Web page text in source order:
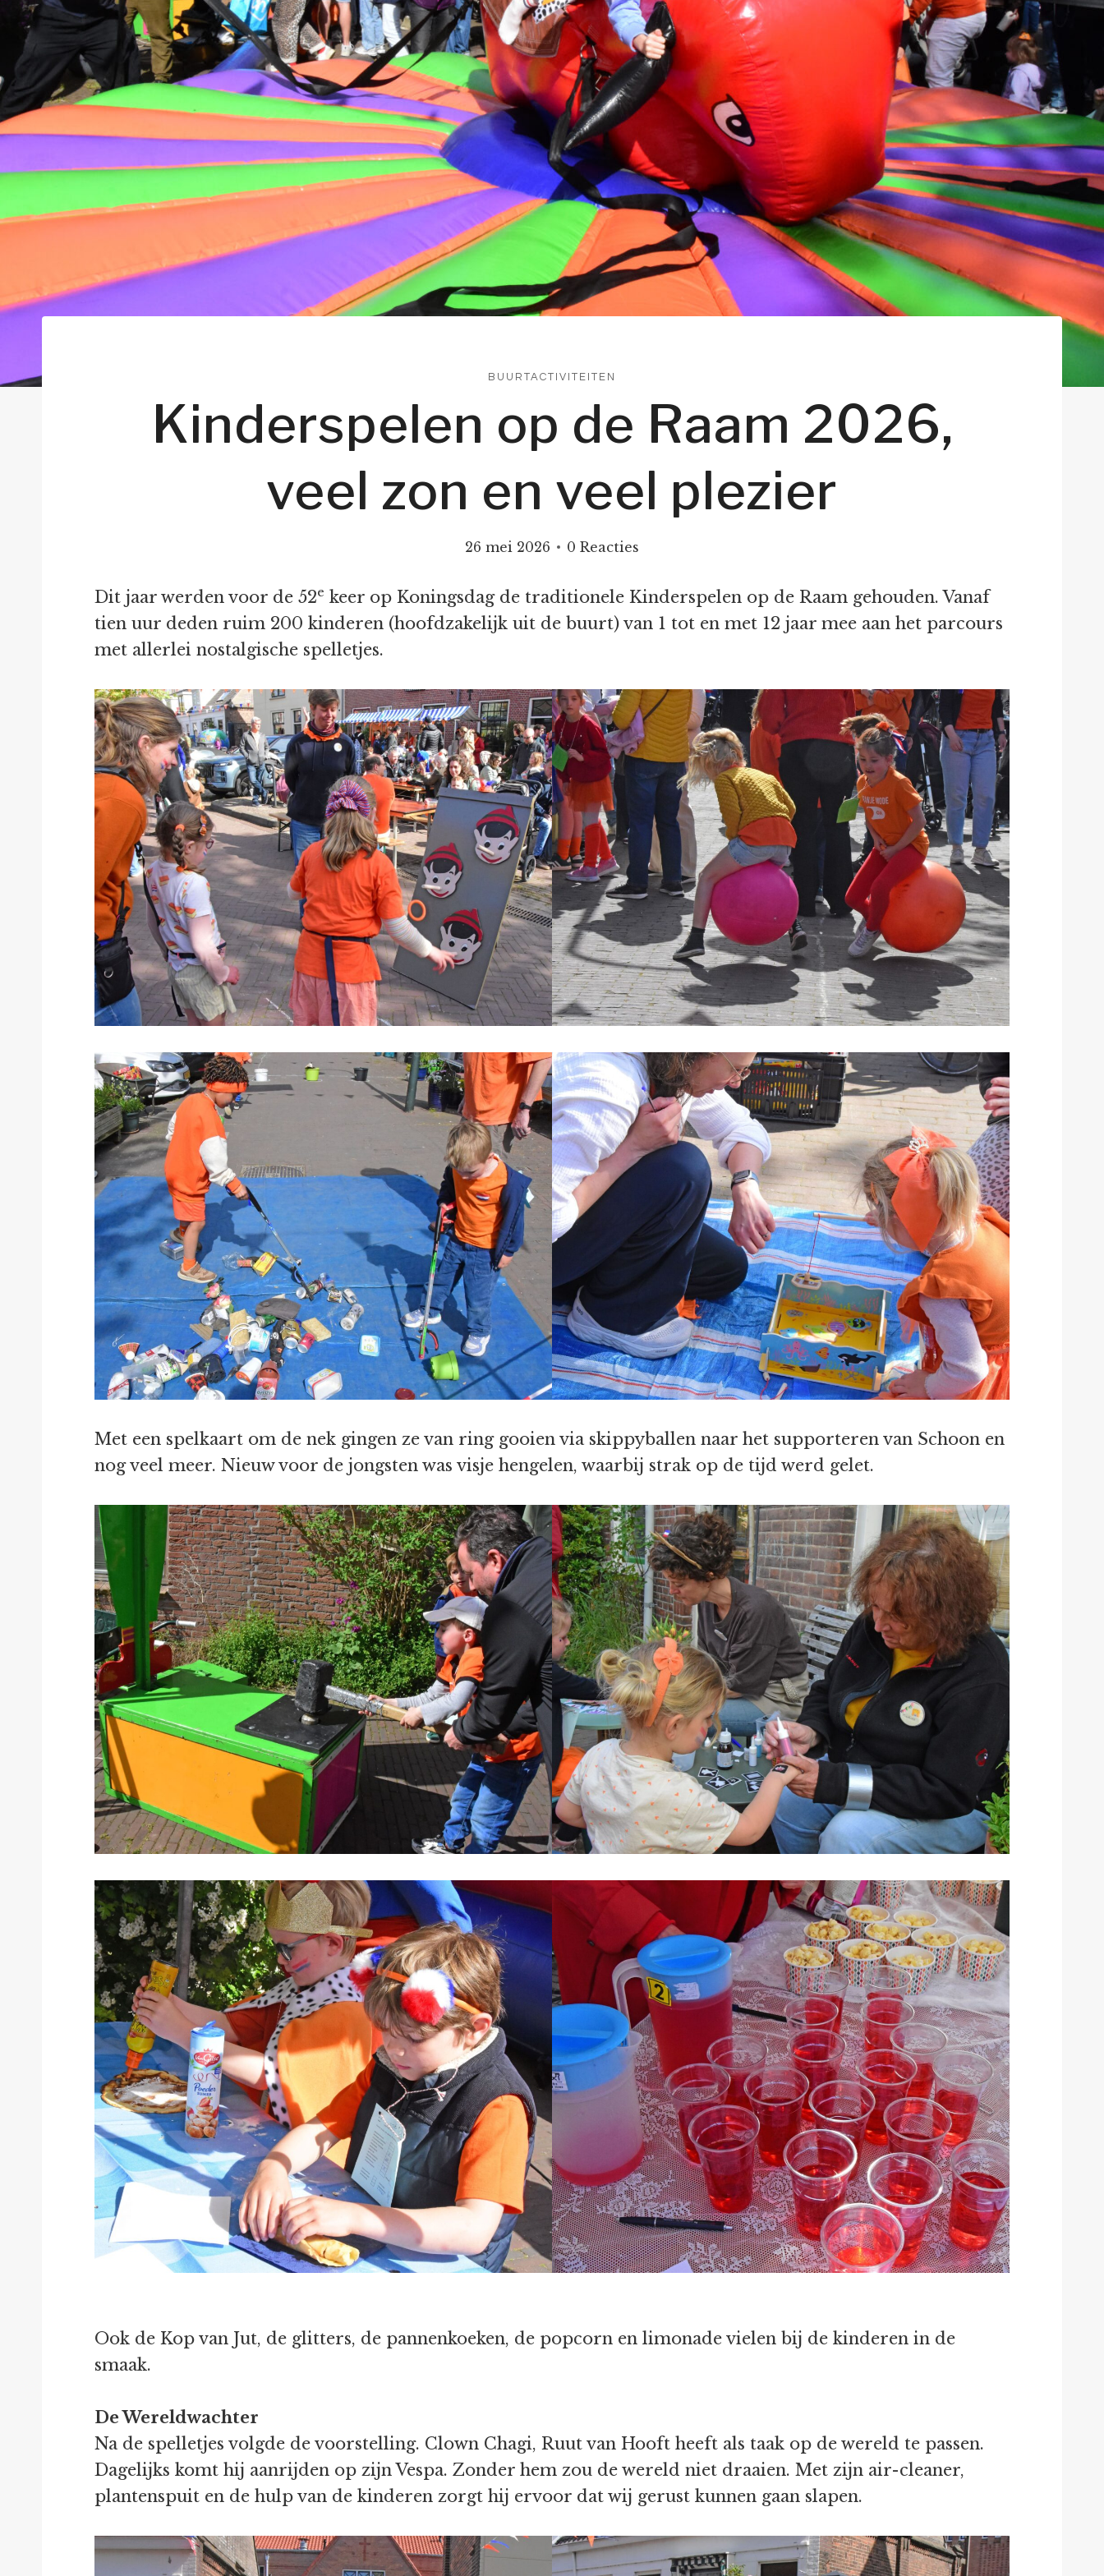
BUURTACTIVITEITEN
Kinderspelen op de Raam 2026,
veel zon en veel plezier
26 mei 2026 0 Reacties
Dit jaar werden voor de 52e keer op Koningsdag de traditionele Kinderspelen op de Raam gehouden. Vanaf
tien uur deden ruim 200 kinderen (hoofdzakelijk uit de buurt) van 1 tot en met 12 jaar mee aan het parcours
met allerlei nostalgische spelletjes.
Met een spelkaart om de nek gingen ze van ring gooien via skippyballen naar het supporteren van Schoon en
nog veel meer. Nieuw voor de jongsten was visje hengelen, waarbij strak op de tijd werd gelet.
Ook de Kop van Jut, de glitters, de pannenkoeken, de popcorn en limonade vielen bij de kinderen in de
smaak.
De Wereldwachter
Na de spelletjes volgde de voorstelling. Clown Chagi, Ruut van Hooft heeft als taak op de wereld te passen.
Dagelijks komt hij aanrijden op zijn Vespa. Zonder hem zou de wereld niet draaien. Met zijn air-cleaner,
plantenspuit en de hulp van de kinderen zorgt hij ervoor dat wij gerust kunnen gaan slapen.